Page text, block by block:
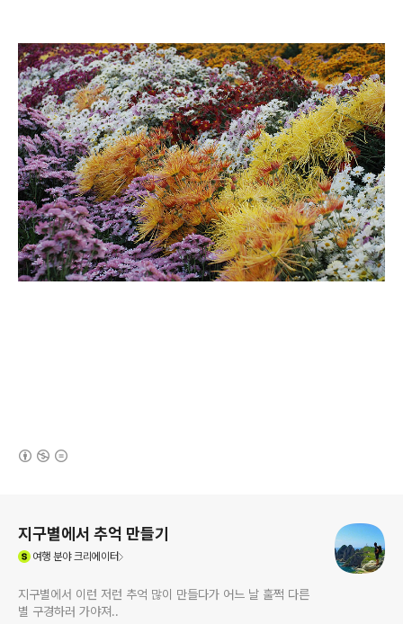
지구별에서 추억 만들기
여행분야 크리에이터
지구별에서 이런 저런 추억 많이 만들다가 어느 날 훌쩍 다른
별 구경하러 가야져..